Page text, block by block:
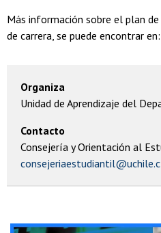
Más información sobre el plan
de carrera, se puede encontrar en:
Organiza
Unidad de Aprendizaje del
Contacto
Consejería y Orientación al